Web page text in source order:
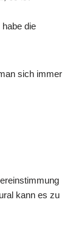
die
sich immer
kann es zu